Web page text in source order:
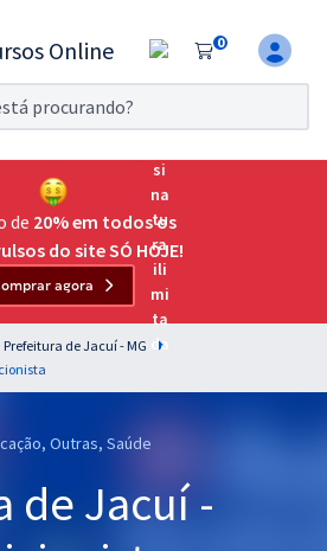
0
11
grátis por 7 dias!
para o Exame da
para as principais
de 20% em todos os
do site SÓ HOJE!
agora
Prefeitura de Jacuí - MG
Outras, Saúde
de Jacuí -